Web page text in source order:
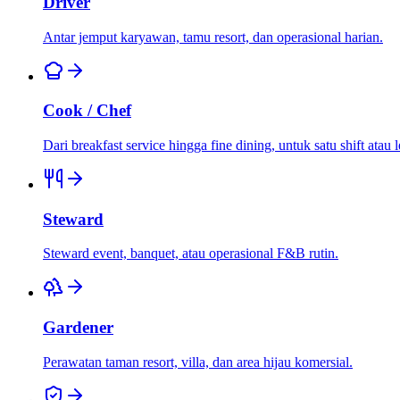
Antar jemput karyawan, tamu resort, dan operasional harian.
Cook / Chef
Dari breakfast service hingga fine dining, untuk satu shift atau
Steward
Steward event, banquet, atau operasional F&B rutin.
Gardener
Perawatan taman resort, villa, dan area hijau komersial.